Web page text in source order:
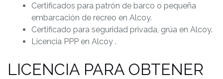
Certificados para patrón de barco o pequeña
embarcación de recreo en Alcoy.
Certificado para seguridad privada, grúa en Alcoy.
Licencia PPP en Alcoy .
LICENCIA PARA OBTENER